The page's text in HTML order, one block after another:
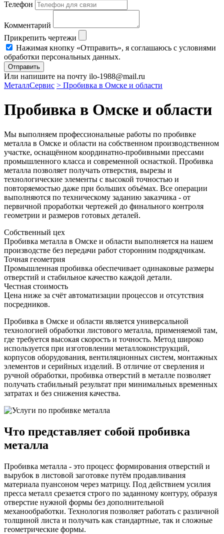
Телефон
Комментарий
Прикрепить чертежи
Нажимая кнопку «Отправить», я соглашаюсь с условиями
обработки персональных данных.
Отправить
Или напишите на почту ilo-1988@mail.ru
МеталлСервис > Пробивка в Омске и области
Пробивка в Омске и области
Мы выполняем профессиональные работы по пробивке
металла в Омске и области на собственном производственном
участке, оснащённом координатно-пробивными прессами
промышленного класса и современной оснасткой. Пробивка
металла позволяет получать отверстия, вырезы и
технологические элементы с высокой точностью и
повторяемостью даже при больших объёмах. Все операции
выполняются по техническому заданию заказчика - от
первичной проработки чертежей до финального контроля
геометрии и размеров готовых деталей.
Собственный цех
Пробивка металла в Омске и области выполняется на нашем
производстве без передачи работ сторонним подрядчикам.
Точная геометрия
Промышленная пробивка обеспечивает одинаковые размеры
отверстий и стабильное качество каждой детали.
Честная стоимость
Цена ниже за счёт автоматизации процессов и отсутствия
посредников.
Пробивка в Омске и области является универсальной
технологией обработки листового металла, применяемой там,
где требуется высокая скорость и точность. Метод широко
используется при изготовлении металлоконструкций,
корпусов оборудования, вентиляционных систем, монтажных
элементов и серийных изделий. В отличие от сверления и
ручной обработки, пробивка отверстий в металле позволяет
получать стабильный результат при минимальных временных
затратах и без снижения качества.
Что представляет собой пробивка
металла
Пробивка металла - это процесс формирования отверстий и
вырубок в листовой заготовке путём продавливания
материала пуансоном через матрицу. Под действием усилия
пресса металл срезается строго по заданному контуру, образуя
отверстие нужной формы без дополнительной
механообработки. Технология позволяет работать с различной
толщиной листа и получать как стандартные, так и сложные
геометрические формы.